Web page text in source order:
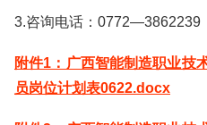
3.咨询电话：0772—3862239
附件1：广西智能制造职业技
员岗位计划表0622.docx